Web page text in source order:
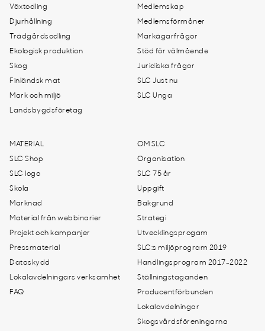
Växtodling
Djurhållning
Trädgårdsodling
Ekologisk produktion
Skog
Finländsk mat
Mark och miljö
Landsbygdsföretag
Medlemskap
Medlemsförmåner
Markägarfrågor
Stöd för välmående
Juridiska frågor
SLC Just nu
SLC Unga
MATERIAL
SLC Shop
SLC logo
Skola
Marknad
Material från webbinarier
Projekt och kampanjer
Pressmaterial
Dataskydd
Lokalavdelningars verksamhet
FAQ
OM SLC
Organisation
SLC 75 år
Uppgift
Bakgrund
Strategi
Utvecklingsprogam
SLC:s miljöprogram 2019
Handlingsprogram 2017-2022
Ställningstaganden
Producentförbunden
Lokalavdelningar
Skogsvårdsföreningarna